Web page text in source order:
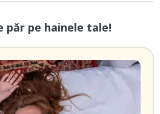
păr pe hainele tale!